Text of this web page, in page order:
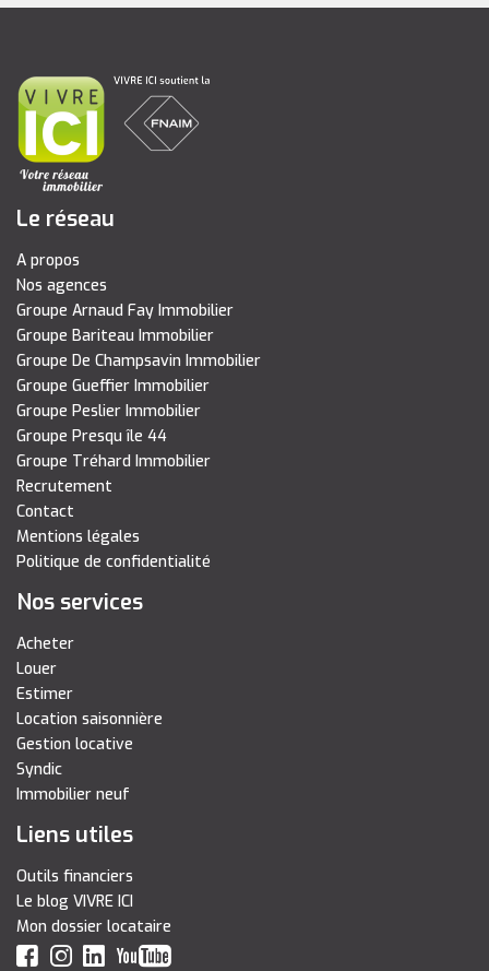
Le réseau
A propos
Nos agences
Groupe Arnaud Fay Immobilier
Groupe Bariteau Immobilier
Groupe De Champsavin Immobilier
Groupe Gueffier Immobilier
Groupe Peslier Immobilier
Groupe Presqu île 44
Groupe Tréhard Immobilier
Recrutement
Contact
Mentions légales
Politique de confidentialité
Nos services
Acheter
Louer
Estimer
Location saisonnière
Gestion locative
Syndic
Immobilier neuf
Liens utiles
Outils financiers
Le blog VIVRE ICI
Mon dossier locataire